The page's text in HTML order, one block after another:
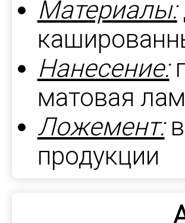
Материалы:
Нанесение:
матовая
Ложемент:
продукции